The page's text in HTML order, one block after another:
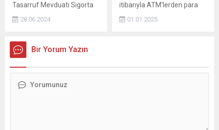
Tasarruf Mevduatı Sigorta
Mahkemesindeki tahkim
örgütü FETÖ firarisi Akın
İpek'in Bebek'teki yalısı 1
yüzde 70'i Tayvanlı TCC'ye
28.06.2024
itibarıyla ATM'lerden para
Mevcut durumda 10 bin lira
01.01.2025
Bir Yorum Yazın